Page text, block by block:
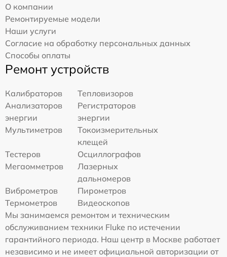
О компании
Ремонтируемые модели
Наши услуги
Согласие на обработку персональных данных
Способы оплаты
Ремонт устройств
Калибраторов
Тепловизоров
Анализаторов
энергии
Регистраторов
энергии
Мультиметров
Токоизмерительных
клещей
Тестеров
Осциллографов
Мегаомметров
Лазерных
дальномеров
Виброметров
Пирометров
Термометров
Видеоскопов
Мы занимаемся ремонтом и техническим
обслуживанием техники Fluke по истечении
гарантийного периода. Наш центр в Москве работает
независимо и не имеет официальной авторизации от